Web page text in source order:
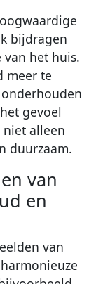
bijdragen
het huis.
meer te
gevoel
niet alleen
duurzaam.
van
en
van